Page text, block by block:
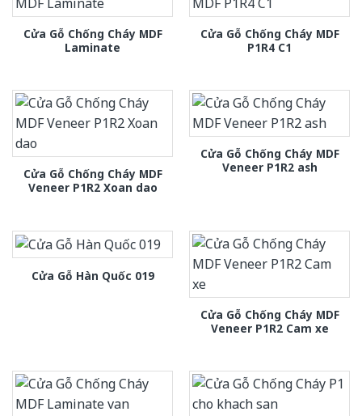
Cửa Gỗ Chống Cháy MDF
Laminate
Cửa Gỗ Chống Cháy MDF
P1R4 C1
Cửa Gỗ Chống Cháy MDF
Veneer P1R2 Xoan dao
Cửa Gỗ Chống Cháy MDF
Veneer P1R2 ash
Cửa Gỗ Hàn Quốc 019
Cửa Gỗ Chống Cháy MDF
Veneer P1R2 Cam xe